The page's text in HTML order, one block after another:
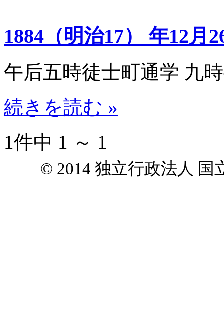
1884（明治17） 年12月
午后五時徒士町通学 九
続きを読む »
1件中 1 ～ 1
© 2014 独立行政法人 国